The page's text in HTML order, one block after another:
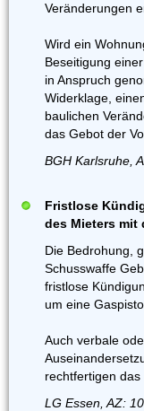
Veränderungen
Wird ein
Beseitigung
in Anspruch
Widerklage,
baulichen
das Gebot der
BGH Karlsruhe,
Fristlose
des Mieters mit
Die Bedrohung,
Schusswaffe
fristlose
um eine
Auch verbale
rechtfertigen das
LG Essen, AZ: